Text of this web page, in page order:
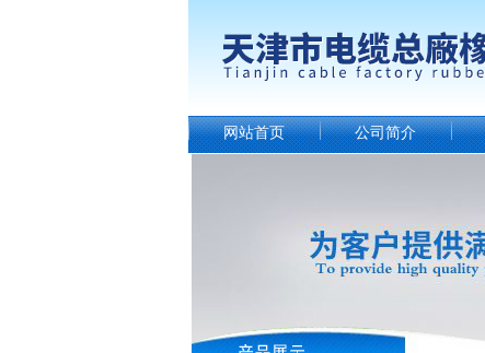
网站首页 公司简介